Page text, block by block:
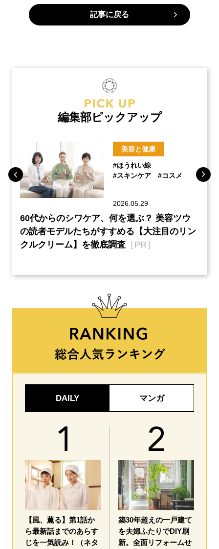
記事に戻る
編集部ピックアップ
美容と健康
#ほうれい線
#スキンケア
#コスメ
2026.05.29
60代からのシワケア、何を選ぶ？ 美容ツウ
の読者モデルたちがすすめる【大注目のリン
クルクリーム】を徹底調査 ［PR］
DAILY マンガ
【風、薫る】第1話か
ら最新話までのあらす
じを一気読み！（ネタ
築30年超えの一戸建て
を夫婦ふたりでDIY刷
新。全面リフォームせ